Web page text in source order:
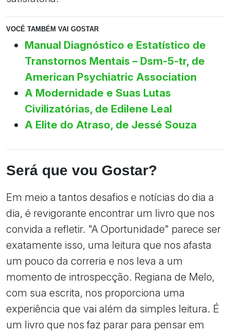
VOCÊ TAMBÉM VAI GOSTAR
Manual Diagnóstico e Estatístico de
Transtornos Mentais – Dsm-5-tr, de
American Psychiatric Association
A Modernidade e Suas Lutas
Civilizatórias, de Edilene Leal
A Elite do Atraso, de Jessé Souza
Será que vou Gostar?
Em meio a tantos desafios e notícias do dia a
dia, é revigorante encontrar um livro que nos
convida a refletir. "A Oportunidade" parece ser
exatamente isso, uma leitura que nos afasta
um pouco da correria e nos leva a um
momento de introspecção. Regiana de Melo,
com sua escrita, nos proporciona uma
experiência que vai além da simples leitura. É
um livro que nos faz parar para pensar em